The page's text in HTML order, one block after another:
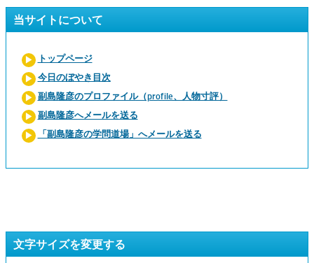
当サイトについて
トップページ
今日のぼやき目次
副島隆彦のプロファイル（profile、人物寸評）
副島隆彦へメールを送る
「副島隆彦の学問道場」へメールを送る
文字サイズを変更する